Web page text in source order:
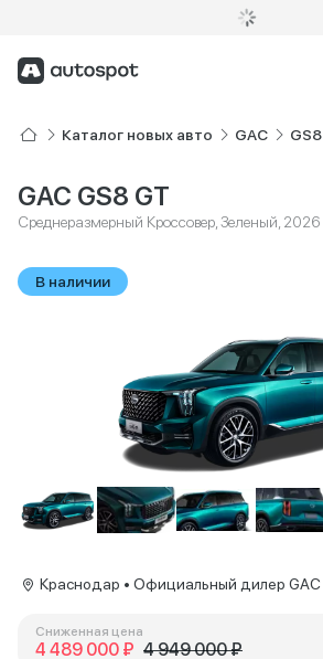
Каталог новых авто GAC GS8
GAC GS8 GT
Среднеразмерный Кроссовер, Зеленый, 2026
В наличии
Краснодар • Официальный дилер GAC
Сниженная цена
4 489 000 ₽ 4 949 000 ₽